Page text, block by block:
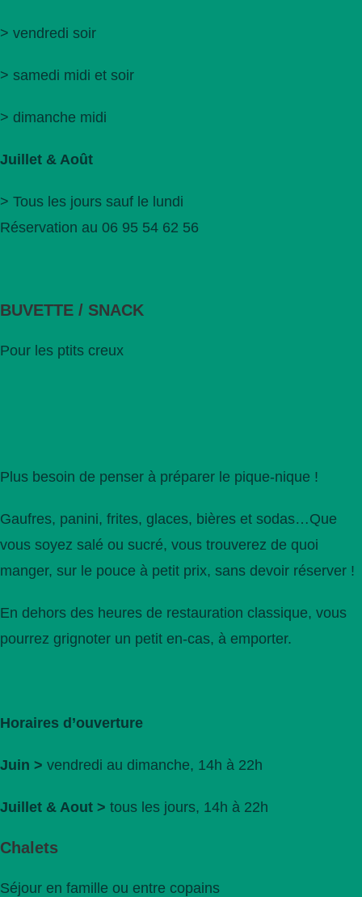
> vendredi soir
> samedi midi et soir
> dimanche midi
Juillet & Août
> Tous les jours sauf le lundi
Réservation au 06 95 54 62 56
BUVETTE / SNACK
Pour les ptits creux
Plus besoin de penser à préparer le pique-nique !
Gaufres, panini, frites, glaces, bières et sodas…Que
vous soyez salé ou sucré, vous trouverez de quoi
manger, sur le pouce à petit prix, sans devoir réserver !
En dehors des heures de restauration classique, vous
pourrez grignoter un petit en-cas, à emporter.
Horaires d’ouverture
Juin > vendredi au dimanche, 14h à 22h
Juillet & Aout > tous les jours, 14h à 22h
Chalets
Séjour en famille ou entre copains